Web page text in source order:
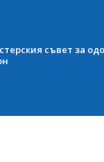
съвет за